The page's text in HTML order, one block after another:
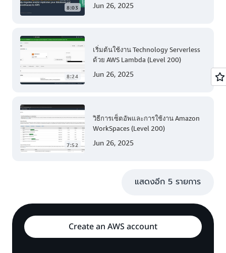
8:03 Jun 26, 2025
8:24
เริ่มต้นใช้งาน Technology Serverless
ด้วย AWS Lambda (Level 200)
Jun 26, 2025
7:52
วิธีการเซ็ตอัพและการใช้งาน Amazon
WorkSpaces (Level 200)
Jun 26, 2025
แสดงอีก 5 รายการ
Create an AWS account